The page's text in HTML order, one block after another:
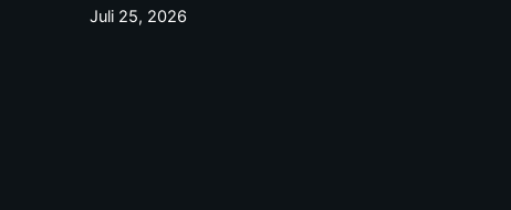
Juli 25, 2026